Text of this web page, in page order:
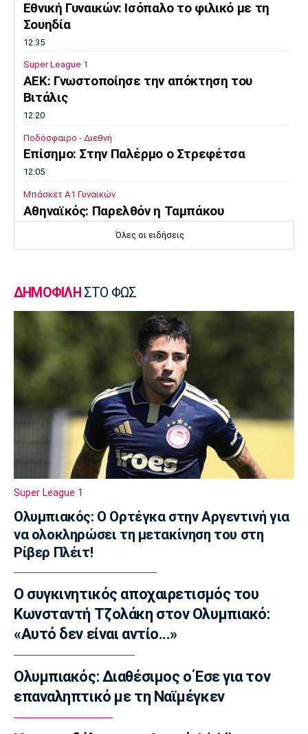
Εθνική Γυναικών: Ισόπαλο το φιλικό με τη
Σουηδία
12:35
Super League 1
ΑΕΚ: Γνωστοποίησε την απόκτηση του
Βιτάλις
12:20
Ποδόσφαιρο - Διεθνή
Επίσημο: Στην Παλέρμο ο Στρεφέτσα
12:05
Μπάσκετ Α1 Γυναικών
Αθηναϊκός: Παρελθόν η Ταμπάκου
EuroLeague
11:35
Παγκόσμιο Πρωτάθλημα Κ20: Ο Κανοντζιάν
δέκατος στον τελικό, ρεκόρ και πρόκριση
11:20
Ποδόσφαιρο - Εθνικές Ομάδες
FIFA: Η «συγγνώμη» προς τις 211
ομοσπονδίες και η στήριξη σε Ινφαντίνο
Παρασκήνιο
Όταν ο Στραβίνσκι διασκέδαζε με τη
μουσική του Τσάρλι Πάρκερ
11:05
NBA
Ο Γουόκερ επέστρεψε στο ΝΒΑ
EuroLeague
Χάποελ Τελ Αβίβ: Ανακοίνωσε τον
Μπουρντιλόν
EuroLeague
Χεζόνια: Το «αντίο» στη Ρεάλ Μαδρίτης
Όλες οι ειδήσεις
ΔΗΜΟΦΙΛΗ ΣΤΟ ΦΩΣ
Super League 1
Ολυμπιακός: Ο Ορτέγκα στην Αργεντινή για
να ολοκληρώσει τη μετακίνηση του στη
Ρίβερ Πλέιτ!
Ο συγκινητικός αποχαιρετισμός του
Κωνσταντή Τζολάκη στον Ολυμπιακό:
«Αυτό δεν είναι αντίο...»
Ολυμπιακός: Διαθέσιμος ο Έσε για τον
επαναληπτικό με τη Ναϊμέγκεν